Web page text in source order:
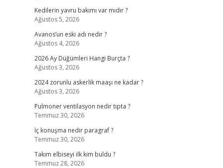
Kedilerin yavru bakımı var mıdır ?
Ağustos 5, 2026
Avanos’un eski adı nedir ?
Ağustos 4, 2026
2026 Ay Düğümleri Hangi Burçta ?
Ağustos 3, 2026
2024 zorunlu askerlik maaşı ne kadar ?
Ağustos 3, 2026
Pulmoner ventilasyon nedir tıpta ?
Temmuz 30, 2026
İç konuşma nedir paragraf ?
Temmuz 30, 2026
Takım elbiseyi ilk kim buldu ?
Temmuz 28, 2026